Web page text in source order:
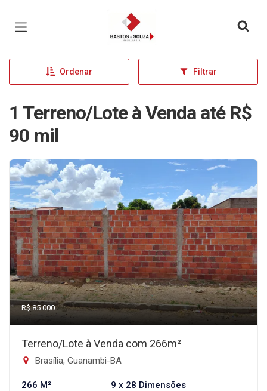
Página inicial
Ordenar Filtrar
1 Terreno/Lote à Venda até R$
90 mil
R$ 85.000
Terreno/Lote à Venda com 266m²
Brasília, Guanambi-BA
266 M² 9 x 28 Dimensões